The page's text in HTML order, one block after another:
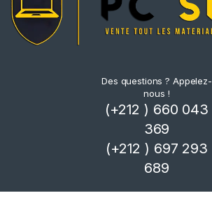
Des questions ? Appelez-
nous !
(+212 ) 660 043
369
(+212 ) 697 293
689